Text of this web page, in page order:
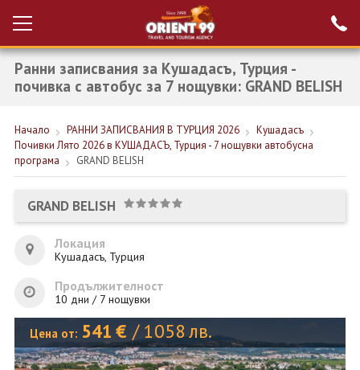
Вход за агенти
Проверка на
резервация
НОВА ГОДИНА ТУРЦИЯ
НОВА ГОДИНА
ПОЧИВКИ
КРУИЗИ
ЕКЗОТИКА
ОЩЕ
Ранни записвания за Кушадасъ, Турция -
почивка с автобус за 7 нощувки: GRAND BELISH
Начало РАННИ ЗАПИСВАНИЯ В ТУРЦИЯ 2026
Кушадасъ
Почивки Лято 2026 в КУШАДАСЪ, Турция - 7 нощувки автобусна
програма
GRAND BELISH
GRAND BELISH
Локация
Кушадасъ, Турция
Продължителност
10 дни / 7 нощувки
Цена от: 541 € / 1058 лв.